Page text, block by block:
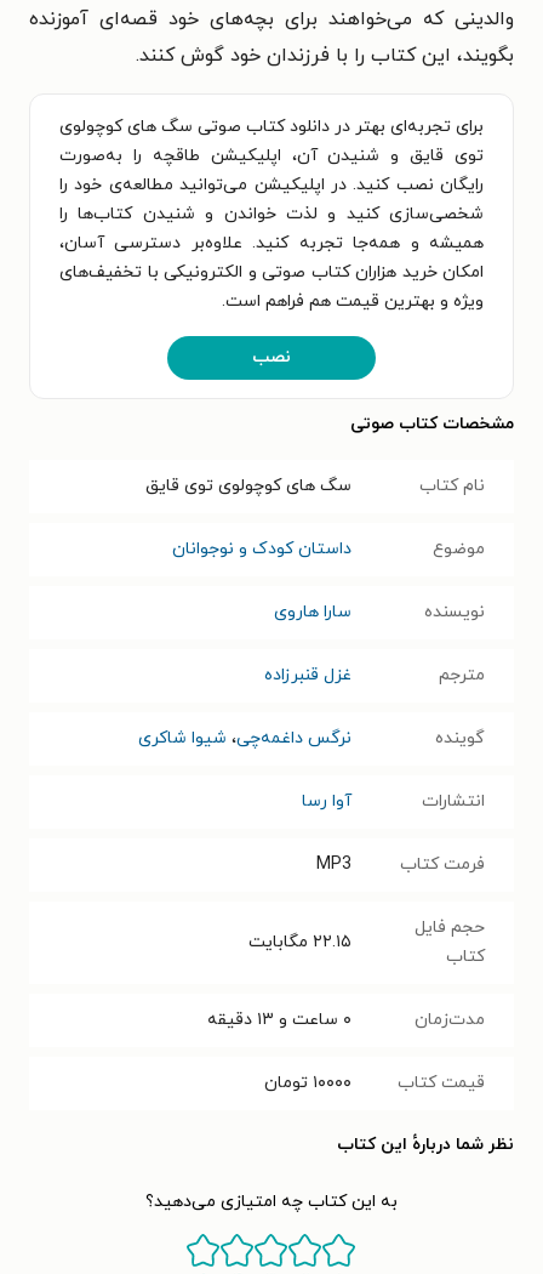
والدینی که می‌خواهند برای بچه‌های خود قصه‌ای آموزنده
بگویند، این کتاب را با فرزندان خود گوش کنند.
برای تجربه‌ای بهتر در دانلود کتاب صوتی سگ های کوچولوی
توی قایق و شنیدن آن، اپلیکیشن طاقچه را به‌صورت
رایگان نصب کنید. در اپلیکیشن می‌توانید مطالعه‌ی خود را
شخصی‌سازی کنید و لذت خواندن و شنیدن کتاب‌ها را
همیشه و همه‌جا تجربه کنید. علاوه‌بر دسترسی آسان،
امکان خرید هزاران کتاب صوتی و الکترونیکی با تخفیف‌های
ویژه و بهترین قیمت هم فراهم است.
نصب
مشخصات کتاب صوتی
نام کتاب سگ های کوچولوی توی قایق
موضوع داستان کودک و نوجوانان
نویسنده سارا هاروی
مترجم غزل قنبرزاده
گوینده نرگس داغمه‌چی، شیوا شاکری
انتشارات آوا رسا
فرمت کتاب MP3
حجم فایل
کتاب
۲۲.۱۵ مگابایت
مدت‌زمان ۰ ساعت و ۱۳ دقیقه
قیمت کتاب ۱۰۰۰۰ تومان
نظر شما دربارهٔ این کتاب
به این کتاب چه امتیازی می‌دهید؟